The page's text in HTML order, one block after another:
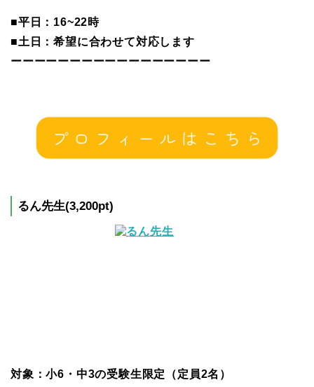
■平日：16~22時
■土日：希望に合わせて対応します
ーーーーーーーーーーーーーーーーー
るん先生(3,200pt)
対象：小6・中3の受験生限定（定員2名）